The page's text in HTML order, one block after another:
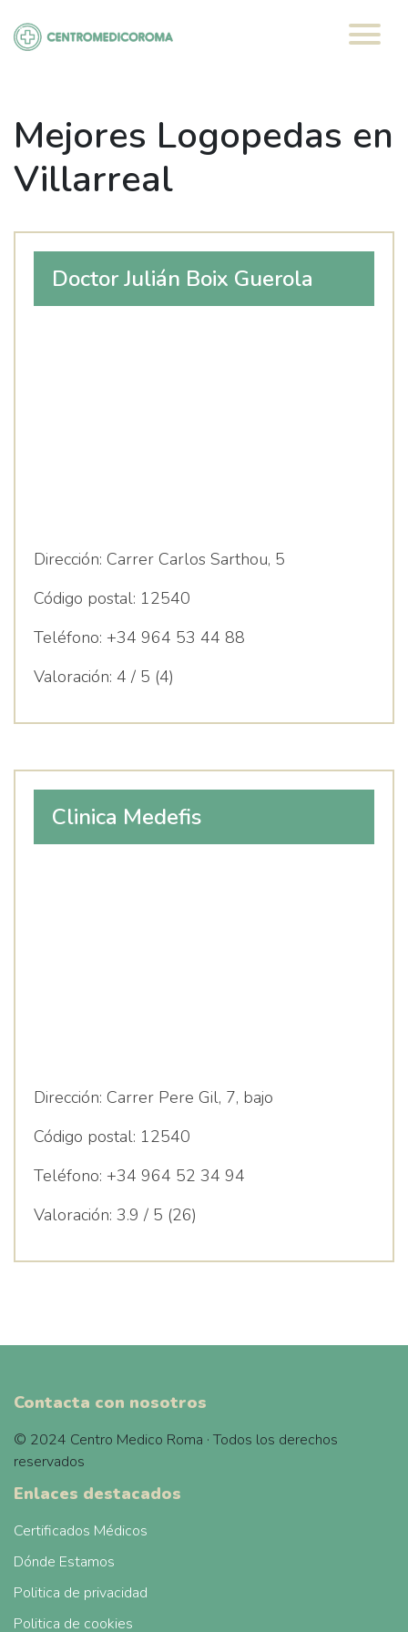
contenido
Mejores Logopedas en
Villarreal
Doctor Julián Boix Guerola
Dirección: Carrer Carlos Sarthou, 5
Código postal: 12540
Teléfono: +34 964 53 44 88
Valoración: 4 / 5 (4)
Clinica Medefis
Dirección: Carrer Pere Gil, 7, bajo
Código postal: 12540
Teléfono: +34 964 52 34 94
Valoración: 3.9 / 5 (26)
Contacta con nosotros
© 2024 Centro Medico Roma · Todos los derechos
reservados
Enlaces destacados
Certificados Médicos
Dónde Estamos
Politica de privacidad
Politica de cookies